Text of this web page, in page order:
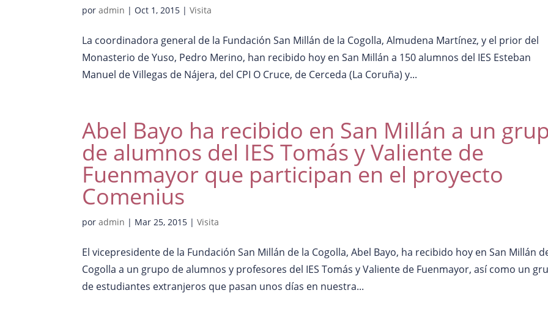
poradmin |Oct 1, 2015 |Visita
La coordinadora general de la Fundación San Millán de la Cogolla, Almudena Martínez, y el prior del
Monasterio de Yuso, Pedro Merino, han recibido hoy en San Millán a 150 alumnos del IES Esteban
Manuel de Villegas de Nájera, del CPI O Cruce, de Cerceda (La Coruña) y...
Abel Bayo ha recibido en San Millán a un
de alumnos del IES Tomás y Valiente de
Fuenmayor que participan en el proyecto
Comenius
poradmin | Mar 25, 2015 |Visita
El vicepresidente de la Fundación San Millán de la Cogolla, Abel Bayo, ha recibido hoy en San Millán
Cogolla a un grupo de alumnos y profesores del IES Tomás y Valiente de Fuenmayor, así como un
de estudiantes extranjeros que pasan unos días en nuestra...